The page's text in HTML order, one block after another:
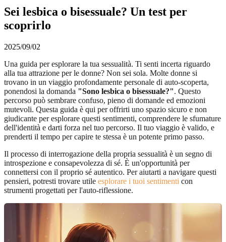
Sei lesbica o bisessuale? Un test per
scoprirlo
2025/09/02
Una guida per esplorare la tua sessualità. Ti senti incerta riguardo
alla tua attrazione per le donne? Non sei sola. Molte donne si
trovano in un viaggio profondamente personale di auto-scoperta,
ponendosi la domanda "Sono lesbica o bisessuale?". Questo
percorso può sembrare confuso, pieno di domande ed emozioni
mutevoli. Questa guida è qui per offrirti uno spazio sicuro e non
giudicante per esplorare questi sentimenti, comprendere le sfumature
dell'identità e darti forza nel tuo percorso. Il tuo viaggio è valido, e
prenderti il tempo per capire te stessa è un potente primo passo.
Il processo di interrogazione della propria sessualità è un segno di
introspezione e consapevolezza di sé. È un'opportunità per
connettersi con il proprio sé autentico. Per aiutarti a navigare questi
pensieri, potresti trovare utile esplorare i tuoi sentimenti con
strumenti progettati per l'auto-riflessione.